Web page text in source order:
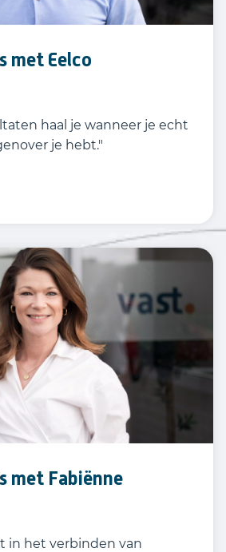
met Eelco
haal je wanneer je echt
je hebt."
met Fabiënne
in het verbinden van